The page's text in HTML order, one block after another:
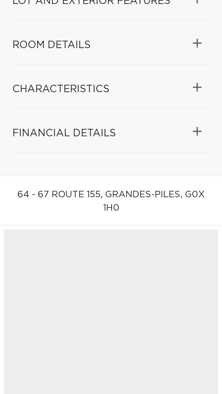
ROOM DETAILS
CHARACTERISTICS
FINANCIAL DETAILS
64 - 67 ROUTE 155, GRANDES-PILES, G0X
1H0